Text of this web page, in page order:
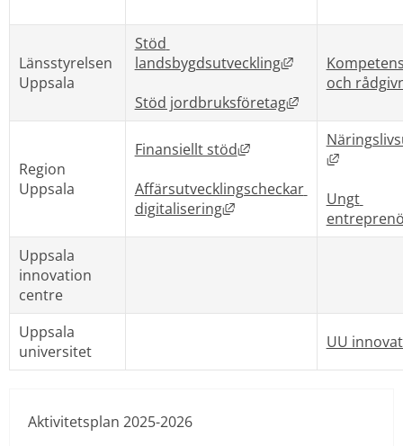
Länsstyrelsen
Uppsala
Stöd
landsbygdsutveckling Länk till annan
Stöd jordbruksföretag Länk till annan
och
Region
Uppsala
Finansiellt stöd Länk till annan
Affärsutvecklingscheckar
digitalisering Länk till annan
Länk till
Ungt
Uppsala
innovation
centre
Uppsala
universitet
UU
Aktivitetsplan 2025-2026